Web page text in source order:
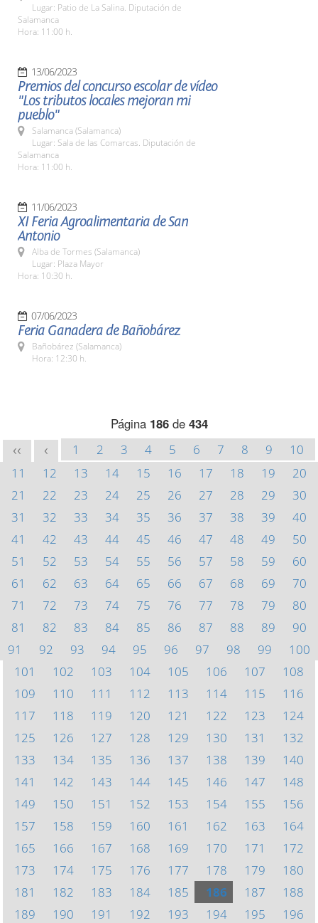
Lugar: Patio de La Salina. Diputación de
Salamanca
Hora: 11:00 h.
13/06/2023
Premios del concurso escolar de vídeo
"Los tributos locales mejoran mi
pueblo"
Salamanca (Salamanca)
Lugar: Sala de las Comarcas. Diputación de
Salamanca
Hora: 11:00 h.
11/06/2023
XI Feria Agroalimentaria de San
Antonio
Alba de Tormes (Salamanca)
Lugar: Plaza Mayor
Hora: 10:30 h.
07/06/2023
Feria Ganadera de Bañobárez
Bañobárez (Salamanca)
Hora: 12:30 h.
Página 186de 434
<< < 1 2 3 4 5 6 7 8 9
10
11
12 13 14 15 16 17 18 19
20
21
22 23 24 25 26 27 28 29
30
31
32 33 34 35 36 37 38 39
40
41
42 43 44 45 46 47 48 49
50
51
52 53 54 55 56 57 58 59
60
61
62 63 64 65 66 67 68 69
70
71
72 73 74 75 76 77 78 79
80
81
82 83 84 85 86 87 88 89
90
91
92 93 94 95 96 97 98 99
100
101
102 103 104 105 106 107
108
109
110 111 112 113 114 115
116
117
118 119 120 121 122 123
124
125
126 127 128 129 130 131
132
133
134 135 136 137 138 139
140
141
142 143 144 145 146 147
148
149
150 151 152 153 154 155
156
157
158 159 160 161 162 163
164
165
166 167 168 169 170 171
172
173
174 175 176 177 178 179
180
181
182 183 184 185 186 187
188
189
190 191 192 193 194 195
196